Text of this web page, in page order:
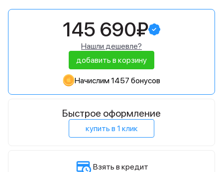
145 690₽
Нашли дешевле?
добавить в корзину
Начислим 1457 бонусов
Быстрое оформление
купить в 1 клик
Взять в кредит